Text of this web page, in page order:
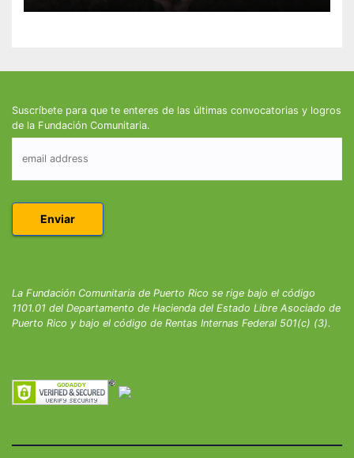
Suscríbete para que te enteres de las últimas convocatorias y logros
de la Fundación Comunitaria.
La Fundación Comunitaria de Puerto Rico se rige bajo el código
1101.01 del Departamento de Hacienda del Estado Libre Asociado de
Puerto Rico y bajo el código de Rentas Internas Federal 501(c) (3).